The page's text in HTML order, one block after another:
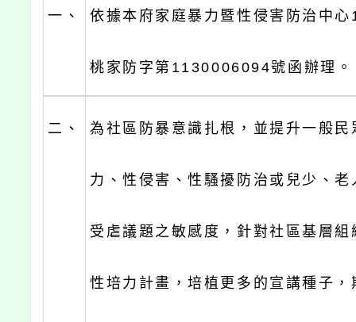
一、 依據本府家庭暴力暨性侵害防治中
桃家防字第1130006094號函辦理。
二、 為社區防暴意識扎根，並提升一般
力、性侵害、性騷擾防治或兒少、
受虐議題之敏感度，針對社區基層
性培力計畫，培植更多的宣講種子